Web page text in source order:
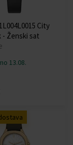
City
- Ženski sat
13.08.